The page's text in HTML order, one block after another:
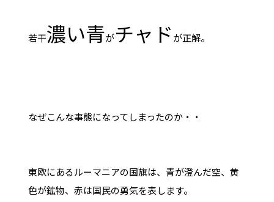
若干濃い青がチャド が正解。
なぜこんな事態になってしまったのか・・
東欧にあるルーマニアの国旗は、青が澄んだ空、黄
色が鉱物、赤は国民の勇気を表します。